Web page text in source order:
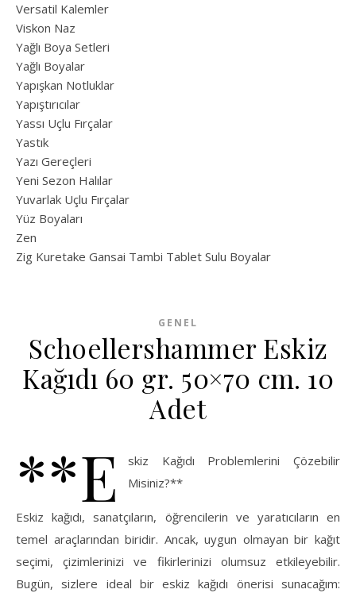
Versatil Kalemler
Viskon Naz
Yağlı Boya Setleri
Yağlı Boyalar
Yapışkan Notluklar
Yapıştırıcılar
Yassı Uçlu Fırçalar
Yastık
Yazı Gereçleri
Yeni Sezon Halılar
Yuvarlak Uçlu Fırçalar
Yüz Boyaları
Zen
​Zig Kuretake Gansai Tambi Tablet Sulu Boyalar
GENEL
Schoellershammer Eskiz
Kağıdı 60 gr. 50×70 cm. 10
Adet
**E
skiz Kağıdı Problemlerini Çözebilir
Misiniz?**
Eskiz kağıdı, sanatçıların, öğrencilerin ve yaratıcıların en
temel araçlarından biridir. Ancak, uygun olmayan bir kağıt
seçimi, çizimlerinizi ve fikirlerinizi olumsuz etkileyebilir.
Bugün, sizlere ideal bir eskiz kağıdı önerisi sunacağım: